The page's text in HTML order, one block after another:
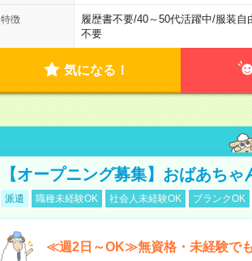
特徴 履歴書不要/40～50代活躍中/服装自
不要
気になる！
【オープニング募集】おばあち
派遣 職種未経験OK 社会人未経験OK ブランクOK
≪週2日～OK≫無資格・未経験でも